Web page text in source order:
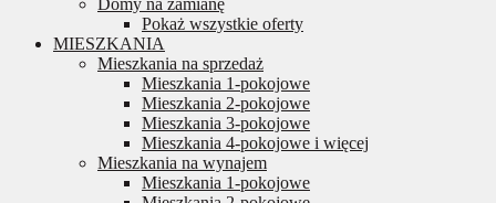
Domy na zamianę
Pokaż wszystkie oferty
MIESZKANIA
Mieszkania na sprzedaż
Mieszkania 1-pokojowe
Mieszkania 2-pokojowe
Mieszkania 3-pokojowe
Mieszkania 4-pokojowe i więcej
Mieszkania na wynajem
Mieszkania 1-pokojowe